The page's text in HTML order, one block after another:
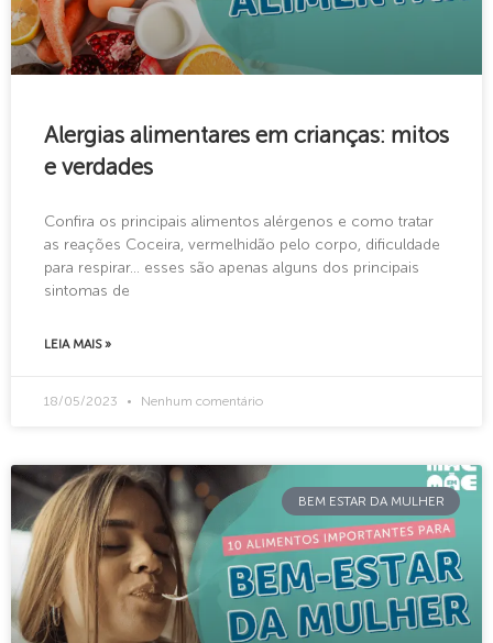
Alergias alimentares em crianças: mitos
e verdades
Confira os principais alimentos alérgenos e como tratar
as reações Coceira, vermelhidão pelo corpo, dificuldade
para respirar… esses são apenas alguns dos principais
sintomas de
LEIA MAIS »
18/05/2023 Nenhum comentário
BEM ESTAR DA MULHER